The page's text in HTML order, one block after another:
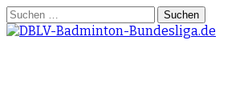
Springe
zum
Suchen
nach: